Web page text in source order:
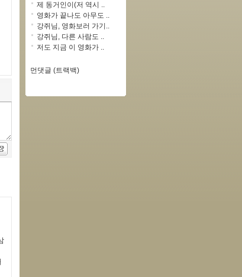
제 동거인이(저 역시 ..
영화가 끝나도 아무도 ..
강쥐님, 영화보러 가기..
강쥐님, 다른 사람도 ..
저도 지금 이 영화가 ..
먼댓글 (트랙백)